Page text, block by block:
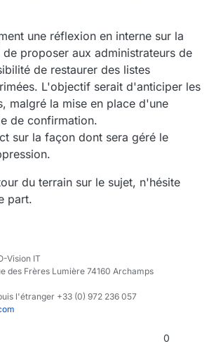
une réflexion en interne sur la
de proposer aux administrateurs de
de restaurer des listes
L'objectif serait d'anticiper les
malgré la mise en place d'une
de confirmation.
sur la façon dont sera géré le
du terrain sur le sujet, n'hésite
part.
Vision IT
des Frères Lumière 74160 Archamps
l'étranger +33 (0) 972 236 057
0